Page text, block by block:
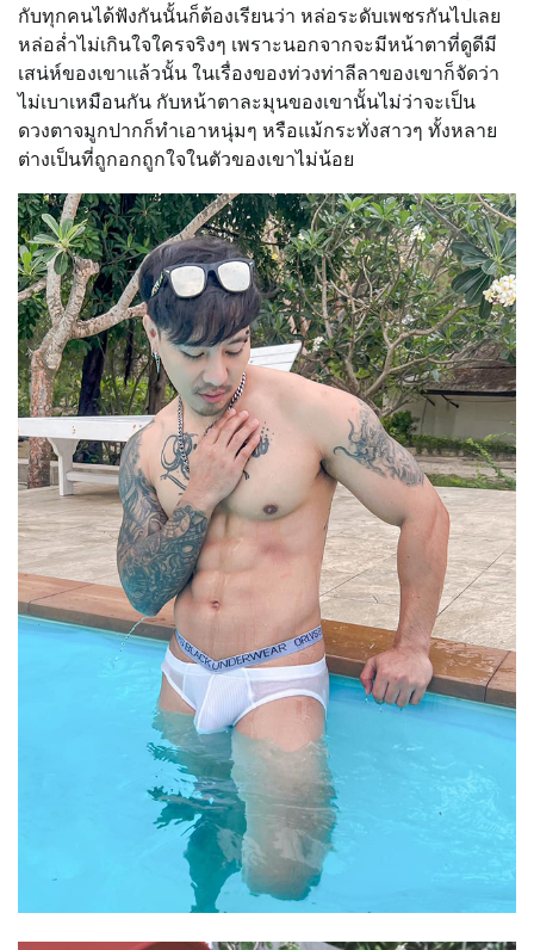
กับทุกคนได้ฟังกันนั้นก็ต้องเรียนว่า หล่อระดับเพชรกันไปเลย
หล่อล่ำไม่เกินใจใครจริงๆ เพราะนอกจากจะมีหน้าตาที่ดูดีมี
เสน่ห์ของเขาแล้วนั้น ในเรื่องของท่วงท่าลีลาของเขาก็จัดว่า
ไม่เบาเหมือนกัน กับหน้าตาละมุนของเขานั้นไม่ว่าจะเป็น
ดวงตาจมูกปากก็ทำเอาหนุ่มๆ หรือแม้กระทั่งสาวๆ ทั้งหลาย
ต่างเป็นที่ถูกอกถูกใจในตัวของเขาไม่น้อย